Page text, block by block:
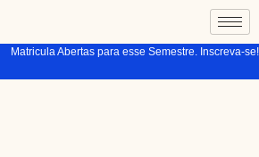
Matricula Abertas para esse Semestre. Inscreva-se!